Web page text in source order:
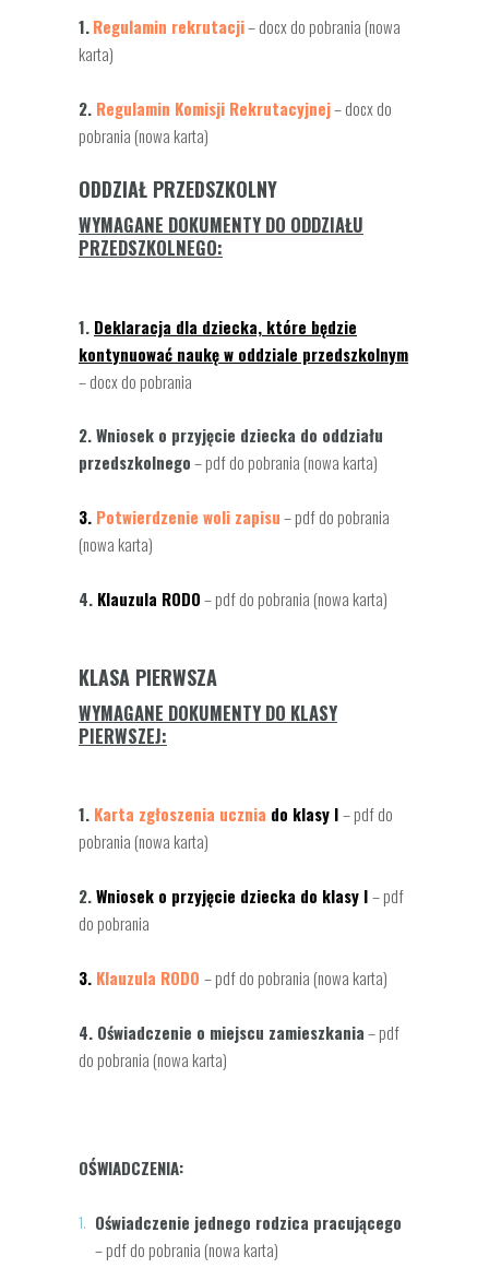
1.Regulamin rekrutacji– docx do pobrania (nowa
karta)
2. Regulamin Komisji Rekrutacyjnej– docx do
pobrania (nowa karta)
ODDZIAŁ PRZEDSZKOLNY
WYMAGANE DOKUMENTY DO ODDZIAŁU
PRZEDSZKOLNEGO:
1. Deklaracja dla dziecka, które będzie
kontynuować naukę w oddziale przedszkolnym
– docx do pobrania
2.Wniosek o przyjęcie dziecka do oddziału
przedszkolnego– pdf do pobrania (nowa karta)
3. Potwierdzenie woli zapisu– pdf do pobrania
(nowa karta)
4. Klauzula RODO– pdf do pobrania (nowa karta)
KLASA PIERWSZA
WYMAGANE DOKUMENTY DO KLASY
PIERWSZEJ:
1. Karta zgłoszenia ucznia do klasy I– pdf do
pobrania (nowa karta)
2.Wniosek o przyjęcie dziecka do klasy I– pdf
do pobrania
3. Klauzula RODO – pdf do pobrania (nowa karta)
4. Oświadczenie o miejscu zamieszkania– pdf
do pobrania (nowa karta)
OŚWIADCZENIA:
Oświadczenie jednego rodzica pracującego
– pdf do pobrania (nowa karta)